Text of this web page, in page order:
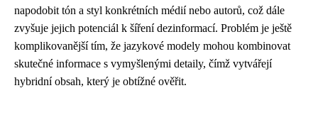
napodobit tón a styl konkrétních médií nebo autorů, což dále
zvyšuje jejich potenciál k šíření dezinformací. Problém je ještě
komplikovanější tím, že jazykové modely mohou kombinovat
skutečné informace s vymyšlenými detaily, čímž vytvářejí
hybridní obsah, který je obtížné ověřit.